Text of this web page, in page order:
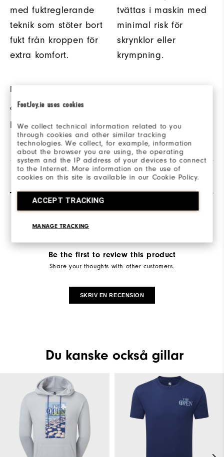
FootJoy.ie uses cookies
We collect technical information related to you
through cookies and other similar tracking
technologies. We collect, for example, information
about the browser you are using, the operating
system and the IP address of your devices to connect
to the Internet. More information on the use of
cookies on this site is available in our Cookie Policy.
ACCEPT TRACKING
MANAGE TRACKING
med fuktreglerande
teknik som stöter bort
fukt från kroppen för
extra komfort.
tvättas i maskin med
minimal risk för
skrynklor eller
krympning.
MATERIAL
96% Polyester / 4%
Elastane
Recensioner Q&A
Be the first to review this product
Share your thoughts with other customers.
SKRIV EN RECENSION
Du kanske också gillar